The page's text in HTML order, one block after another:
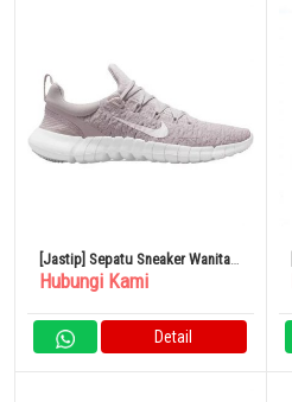
[Jastip] Sepatu Sneaker Wanita
Nike Free Run 5.0 Ukuran 24cm
Hubungi Kami
Detail